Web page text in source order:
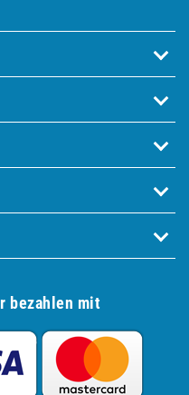
bezahlen mit